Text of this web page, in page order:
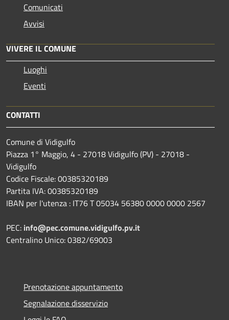
Comunicati
Avvisi
VIVERE IL COMUNE
Luoghi
Eventi
CONTATTI
Comune di Vidigulfo
Piazza 1° Maggio, 4 - 27018 Vidigulfo (PV) - 27018 -
Vidigulfo
Codice Fiscale: 00385320189
Partita IVA: 00385320189
IBAN per l'utenza : IT76 T 05034 56380 0000 0000 2567
PEC: info@pec.comune.vidigulfo.pv.it
Centralino Unico: 0382/69003
Prenotazione appuntamento
Segnalazione disservizio